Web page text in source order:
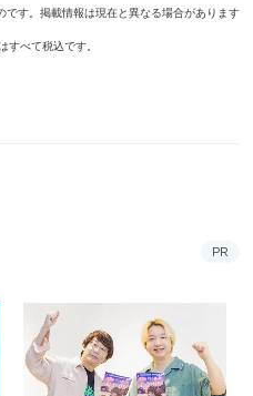
す。掲載情報は現在と異なる場合があります
べて税込です。
PR